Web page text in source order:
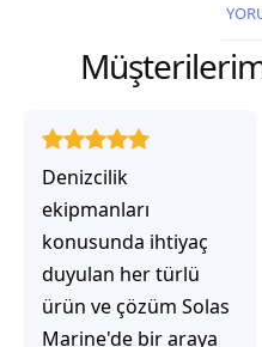
Solas Marine ailesine,
başta Aykut Bey ve
Ayhan Bey olmak
üzere, göstermiş
oldukları güven,
samimiyet, destek ve